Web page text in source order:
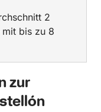
2
mit bis zu 8
zur